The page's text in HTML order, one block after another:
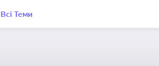
Всі Теми